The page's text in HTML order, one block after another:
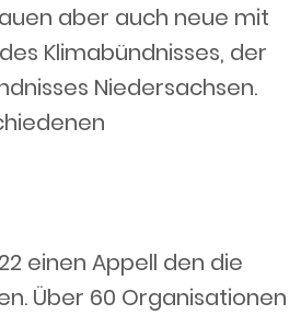
aber auch neue mit
Klimabündnisses, der
Niedersachsen.
einen Appell den die
Über 60 Organisationen